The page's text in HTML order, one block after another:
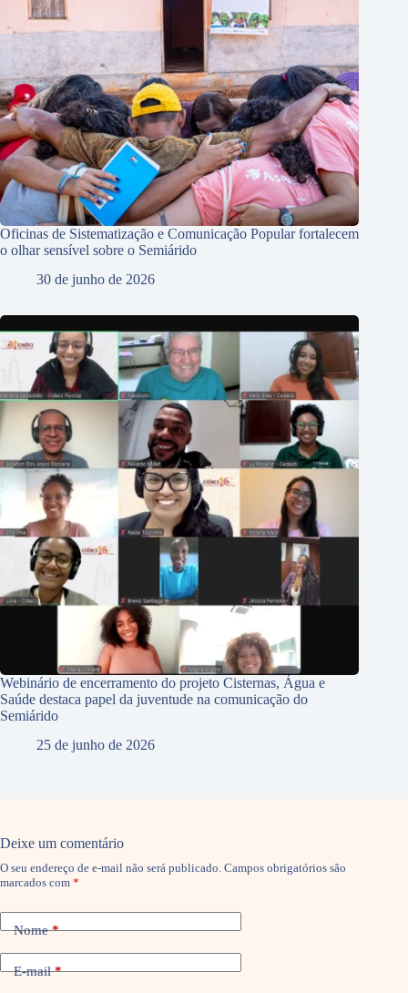
Oficinas de Sistematização e Comunicação Popular fortalecem
o olhar sensível sobre o Semiárido
30 de junho de 2026
Webinário de encerramento do projeto Cisternas, Água e
Saúde destaca papel da juventude na comunicação do
Semiárido
25 de junho de 2026
Deixe um comentário
O seu endereço de e-mail não será publicado. Campos obrigatórios são
marcados com *
Nome*
E-mail*